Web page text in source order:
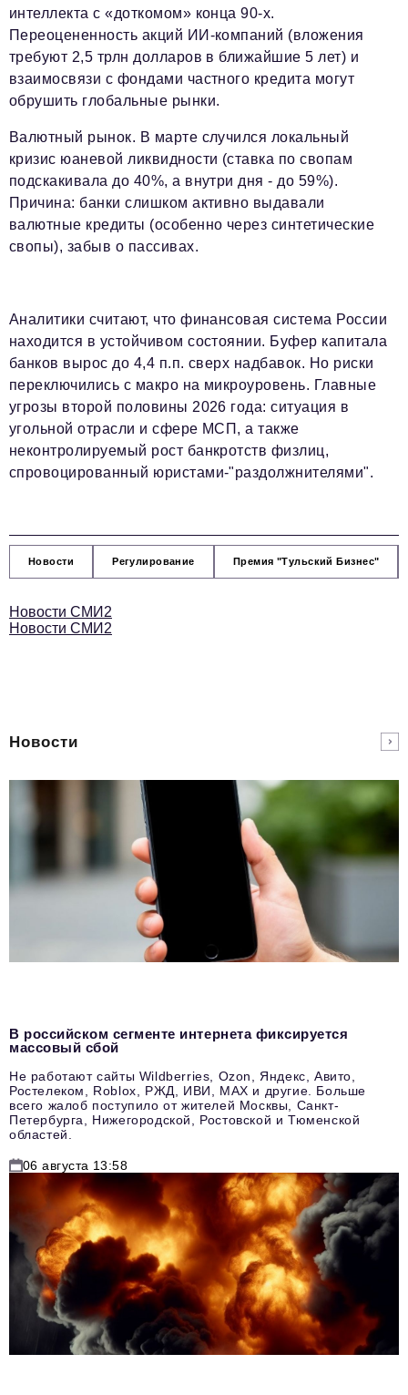
интеллекта с «доткомом» конца 90-х.
Переоцененность акций ИИ-компаний (вложения
требуют 2,5 трлн долларов в ближайшие 5 лет) и
взаимосвязи с фондами частного кредита могут
обрушить глобальные рынки.
Валютный рынок. В марте случился локальный
кризис юаневой ликвидности (ставка по свопам
подскакивала до 40%, а внутри дня - до 59%).
Причина: банки слишком активно выдавали
валютные кредиты (особенно через синтетические
свопы), забыв о пассивах.
Аналитики считают, что финансовая система России
находится в устойчивом состоянии. Буфер капитала
банков вырос до 4,4 п.п. сверх надбавок. Но риски
переключились с макро на микроуровень. Главные
угрозы второй половины 2026 года: ситуация в
угольной отрасли и сфере МСП, а также
неконтролируемый рост банкротств физлиц,
спровоцированный юристами-"раздолжнителями".
Новости Регулирование Премия "Тульский Бизнес"
Новости СМИ2
Новости СМИ2
Новости
В российском сегменте интернета фиксируется
массовый сбой
Не работают сайты Wildberries, Ozon, Яндекс, Авито,
Ростелеком, Roblox, РЖД, ИВИ, MAX и другие. Больше
всего жалоб поступило от жителей Москвы, Санкт-
Петербурга, Нижегородской, Ростовской и Тюменской
областей.
06 августа 13:58